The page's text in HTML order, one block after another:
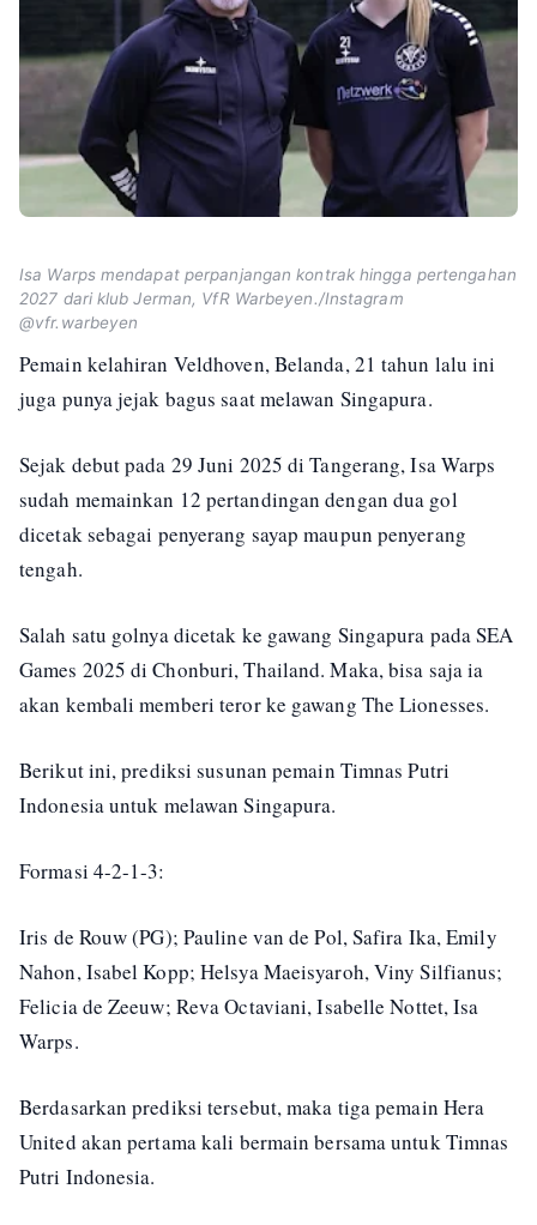
Isa Warps mendapat perpanjangan kontrak hingga pertengahan
2027 dari klub Jerman, VfR Warbeyen./Instagram
@vfr.warbeyen
Pemain kelahiran Veldhoven, Belanda, 21 tahun lalu ini
juga punya jejak bagus saat melawan Singapura.
Sejak debut pada 29 Juni 2025 di Tangerang, Isa Warps
sudah memainkan 12 pertandingan dengan dua gol
dicetak sebagai penyerang sayap maupun penyerang
tengah.
Salah satu golnya dicetak ke gawang Singapura pada SEA
Games 2025 di Chonburi, Thailand. Maka, bisa saja ia
akan kembali memberi teror ke gawang The Lionesses.
Berikut ini, prediksi susunan pemain Timnas Putri
Indonesia untuk melawan Singapura.
Formasi 4-2-1-3:
Iris de Rouw (PG); Pauline van de Pol, Safira Ika, Emily
Nahon, Isabel Kopp; Helsya Maeisyaroh, Viny Silfianus;
Felicia de Zeeuw; Reva Octaviani, Isabelle Nottet, Isa
Warps.
Berdasarkan prediksi tersebut, maka tiga pemain Hera
United akan pertama kali bermain bersama untuk Timnas
Putri Indonesia.